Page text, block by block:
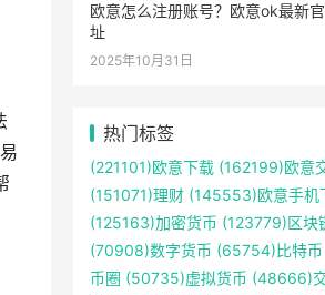
欧意怎么注册账号？欧意ok最新
址
2025年10月31日
热门标签
(221101)欧意下载 (162199)欧意
(151071)理财 (145553)欧意手机
(125163)加密货币 (123779)区块
(70908)数字货币 (65754)比特币
币圈 (50735)虚拟货币 (48666)